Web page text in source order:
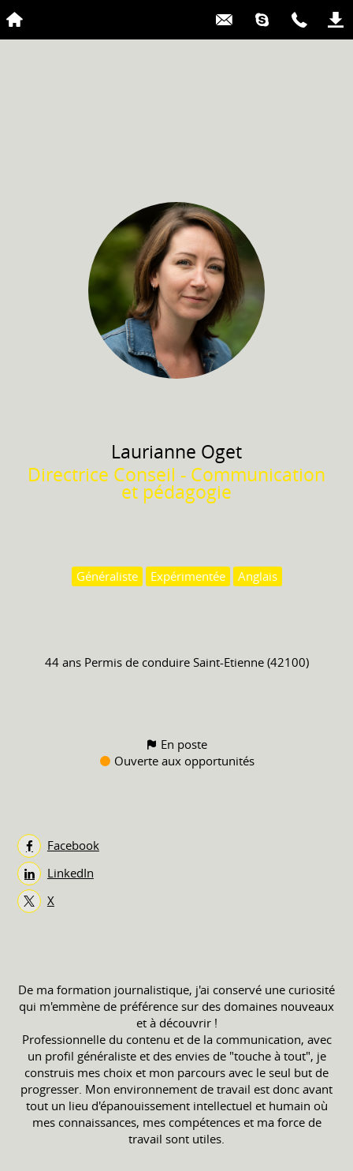
Laurianne Oget
Directrice Conseil - Communication
et pédagogie
Généraliste Expérimentée Anglais
44 ans Permis de conduire Saint-Etienne (42100)
En poste
Ouverte aux opportunités
Facebook
LinkedIn
X
De ma formation journalistique, j'ai conservé une curiosité
qui m'emmène de préférence sur des domaines nouveaux
et à découvrir !
Professionnelle du contenu et de la communication, avec
un profil généraliste et des envies de "touche à tout", je
construis mes choix et mon parcours avec le seul but de
progresser. Mon environnement de travail est donc avant
tout un lieu d'épanouissement intellectuel et humain où
mes connaissances, mes compétences et ma force de
travail sont utiles.